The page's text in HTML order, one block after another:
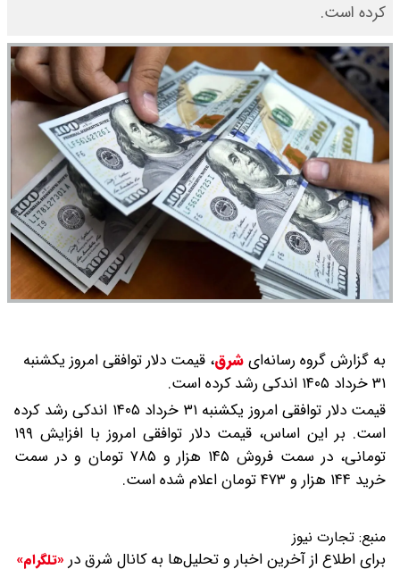
کرده است.
به گزارش گروه رسانه‌ایشرق، قیمت دلار توافقی امروز یکشنبه
۳۱ خرداد ۱۴۰۵ اندکی رشد کرده است.
قیمت دلار توافقی امروز یکشنبه ۳۱ خرداد ۱۴۰۵ اندکی رشد کرده
است. بر این اساس، قیمت دلار توافقی امروز با افزایش ۱۹۹
تومانی، در سمت فروش ۱۴۵ هزار و ۷۸۵ تومان و در سمت
خرید ۱۴۴ هزار و ۴۷۳ تومان اعلام شده است.
منبع: تجارت نیوز
برای اطلاع از آخرین اخبار و تحلیل‌ها به کانال شرق در «تلگرام»